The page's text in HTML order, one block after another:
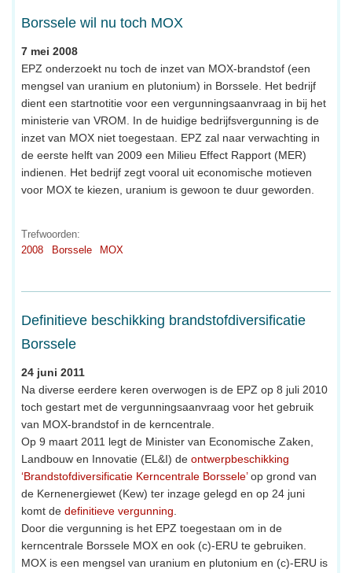
Borssele wil nu toch MOX
7 mei 2008
EPZ onderzoekt nu toch de inzet van MOX-brandstof (een
mengsel van uranium en plutonium) in Borssele. Het bedrijf
dient een startnotitie voor een vergunningsaanvraag in bij het
ministerie van VROM. In de huidige bedrijfsvergunning is de
inzet van MOX niet toegestaan. EPZ zal naar verwachting in
de eerste helft van 2009 een Milieu Effect Rapport (MER)
indienen. Het bedrijf zegt vooral uit economische motieven
voor MOX te kiezen, uranium is gewoon te duur geworden.
Trefwoorden:
2008
Borssele MOX
Definitieve beschikking brandstofdiversificatie
Borssele
24 juni 2011
Na diverse eerdere keren overwogen is de EPZ op 8 juli 2010
toch gestart met de vergunningsaanvraag voor het gebruik
van MOX-brandstof in de kerncentrale.
Op 9 maart 2011 legt de Minister van Economische Zaken,
Landbouw en Innovatie (EL&I) de ontwerpbeschikking
‘Brandstofdiversificatie Kerncentrale Borssele’op grond van
de Kernenergiewet (Kew) ter inzage gelegd en op 24 juni
komt de definitieve vergunning
Door die vergunning is het EPZ toegestaan om in de
kerncentrale Borssele MOX en ook (c)-ERU te gebruiken.
MOX is een mengsel van uranium en plutonium en (c)-ERU is